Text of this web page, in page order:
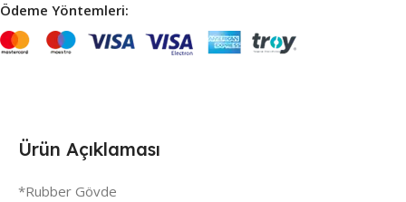
Ödeme Yöntemleri:
Ürün Açıklaması
*Rubber Gövde